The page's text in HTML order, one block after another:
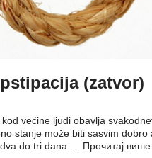
(zatvor)
većine ljudi obavlja
stanje može biti sasvim dobro
do tri dana.… Прочитај